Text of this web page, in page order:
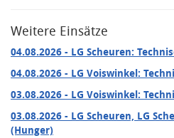
Weitere Einsätze
04.08.2026 - LG Scheuren:
04.08.2026 - LG Voiswinkel:
03.08.2026 - LG Voiswinkel:
03.08.2026 - LG Scheuren, LG
(Hunger)